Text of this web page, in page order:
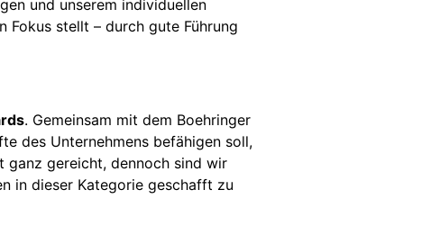
und unserem individuellen
Fokus stellt – durch gute Führung
. Gemeinsam mit dem Boehringer
des Unternehmens befähigen soll,
ganz gereicht, dennoch sind wir
in dieser Kategorie geschafft zu